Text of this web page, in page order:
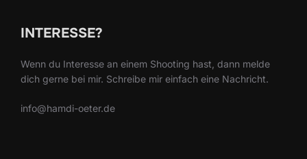
INTERESSE?
Wenn du Interesse an einem Shooting hast, dann melde
dich gerne bei mir. Schreibe mir einfach eine Nachricht.
info@hamdi-oeter.de